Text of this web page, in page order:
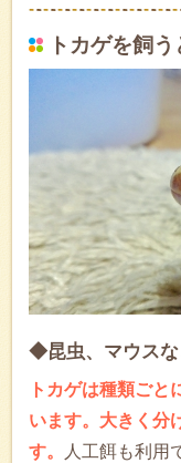
トカゲを飼
◆昆虫、マウスな
トカゲは種類ごと
います。大きく分
す。
人工餌も利用